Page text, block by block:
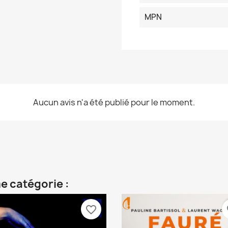
MPN
Aucun avis n'a été publié pour le moment.
catégorie :
favorite_border